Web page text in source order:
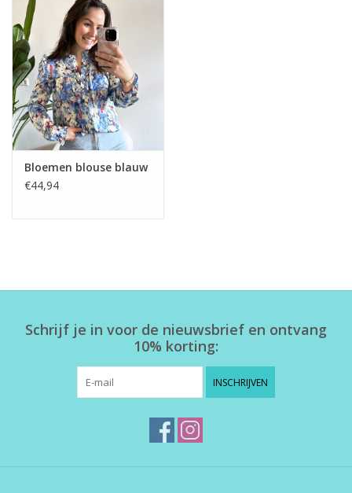
Bloemen blouse blauw
€44,94
Schrijf je in voor de nieuwsbrief en ontvang
10% korting:
INSCHRIJVEN